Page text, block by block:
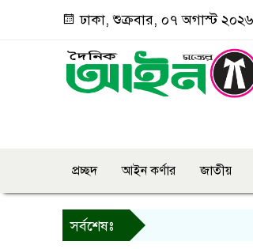
ঢাকা, শুক্রবার, ০৭ অগাস্ট
প্রচ্ছদ আইন কর্ণার জাতীয়
সর্বশেষঃ